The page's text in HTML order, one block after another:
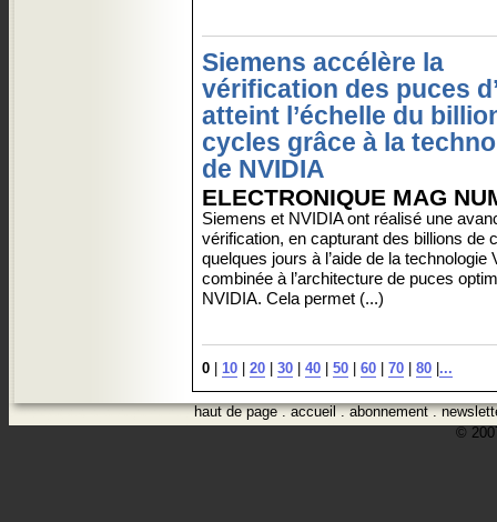
Siemens accélère la
vérification des puces
atteint l’échelle du
cycles grâce à la
de NVIDIA
ELECTRONIQUE MAG
Siemens et NVIDIA ont réalisé une
vérification, en capturant des billions de
quelques jours à l’aide de la
combinée à l’architecture de puces
NVIDIA. Cela permet (...)
0 | 10 | 20 | 30 | 40 | 50 | 60 | 70 | 80 |...
haut de page.accueil.abonnement.
©